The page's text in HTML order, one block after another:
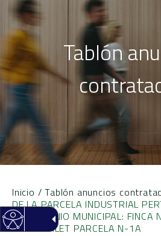
Tablón
Inicio /Tablón anuncios
DE LA PARCELA INDUSTRIAL
PATRIMONIO MUNICIPAL: FINCA
PP RODALET PARCELA N-1A